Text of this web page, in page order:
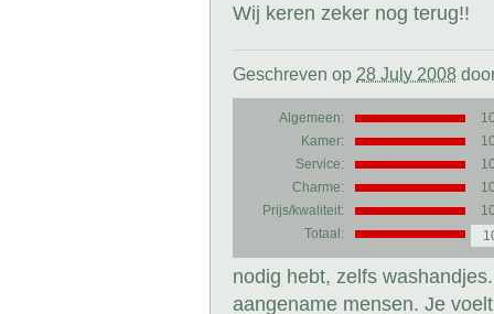
Wij keren zeker nog terug!!
Geschreven op 28 July 2008
Algemeen:
Kamer:
Service:
Charme:
Prijs/kwaliteit:
Totaal:
nodig hebt, zelfs
aangename mensen. Je